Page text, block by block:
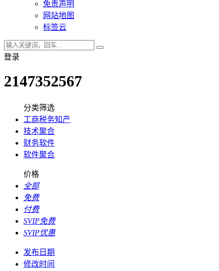
免责声明
网站地图
标签云
登录
2147352567
分类筛选
工商税务知产
技术聚合
财务软件
软件聚合
价格
全部
免费
付费
SVIP免费
SVIP优惠
发布日期
修改时间